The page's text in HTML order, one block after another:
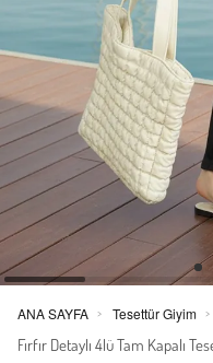
ANA SAYFA > Tesettür Giyim >
Fırfır Detaylı 4lü Tam Kapalı